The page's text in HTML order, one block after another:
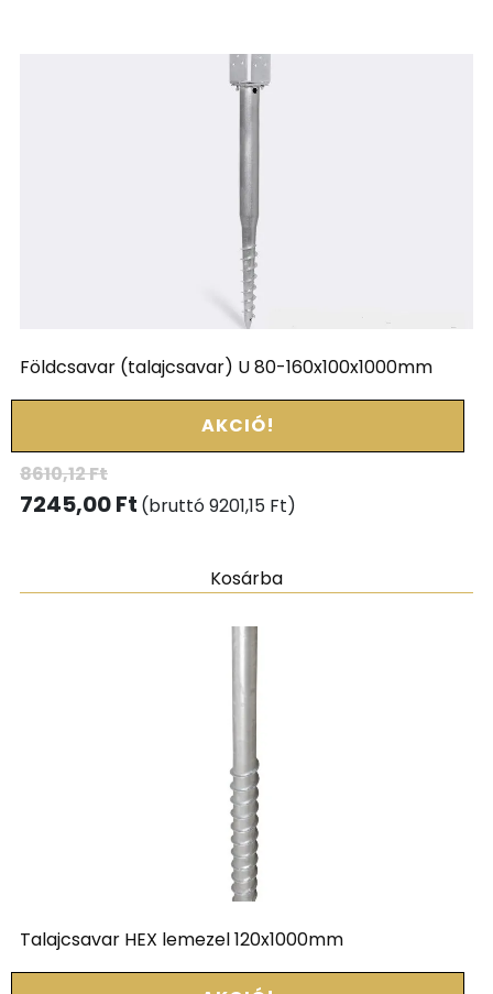
Földcsavar (talajcsavar) U 80-160x100x1000mm
AKCIÓ!
8610,12Ft
7245,00Ft (bruttó9201,15 Ft)
Kosárba
Talajcsavar HEX lemezel 120x1000mm